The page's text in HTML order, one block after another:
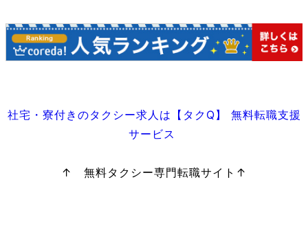
社宅・寮付きのタクシー求人は【タクQ】 無料転職支援
サービス
↑ 無料タクシー専門転職サイト↑